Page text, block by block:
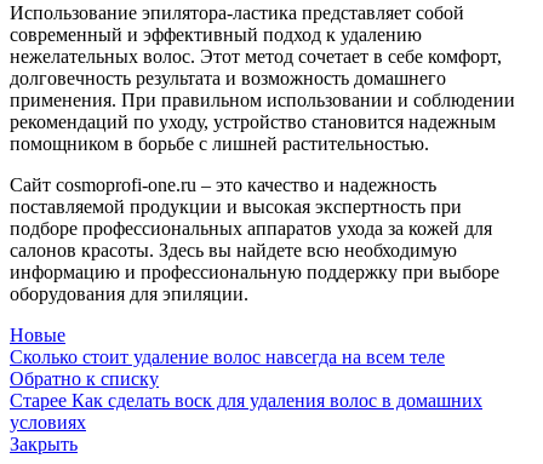
Использование эпилятора-ластика представляет собой
современный и эффективный подход к удалению
нежелательных волос. Этот метод сочетает в себе комфорт,
долговечность результата и возможность домашнего
применения. При правильном использовании и соблюдении
рекомендаций по уходу, устройство становится надежным
помощником в борьбе с лишней растительностью.
Сайт cosmoprofi-one.ru – это качество и надежность
поставляемой продукции и высокая экспертность при
подборе профессиональных аппаратов ухода за кожей для
салонов красоты. Здесь вы найдете всю необходимую
информацию и профессиональную поддержку при выборе
оборудования для эпиляции.
Новые
Сколько стоит удаление волос навсегда на всем теле
Обратно к списку
Старее Как сделать воск для удаления волос в домашних
условиях
Закрыть